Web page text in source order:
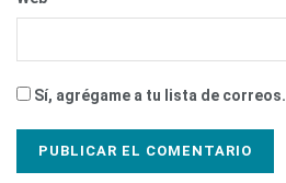
Sí, agrégame a tu lista de correos.